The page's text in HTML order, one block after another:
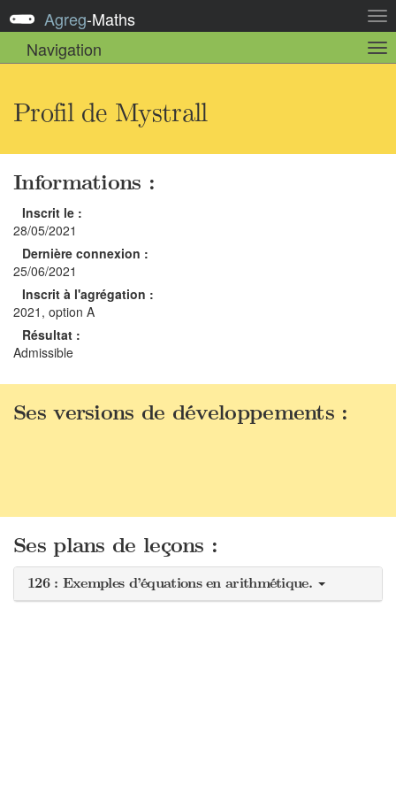
la
Agreg-Maths
Navigation
la
Profil de Mystrall
Informations :
Inscrit le :
28/05/2021
Dernière connexion :
25/06/2021
Inscrit à l'agrégation :
2021, option A
Résultat :
Admissible
Ses versions de développements :
Ses plans de leçons :
126 : Exemples d’équations en arithmétique.